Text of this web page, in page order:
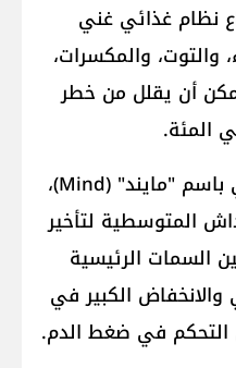
نظام غذائي غني
والتوت، والمكسرات،
أن يقلل من خطر
ويعرف هذا النظام الغذائي باسم "مايند" (Mind)،
المتوسطية لتأخير
السمات الرئيسية
الكبير في
التحكم في ضغط الدم.